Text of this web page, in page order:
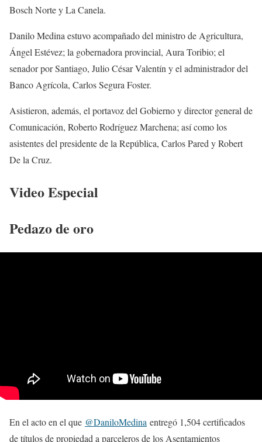
Bosch Norte y La Canela.
Danilo Medina estuvo acompañado del ministro de Agricultura,
Ángel Estévez; la gobernadora provincial, Aura Toribio; el
senador por Santiago, Julio César Valentín y el administrador del
Banco Agrícola, Carlos Segura Foster.
Asistieron, además, el portavoz del Gobierno y director general de
Comunicación, Roberto Rodríguez Marchena; así como los
asistentes del presidente de la República, Carlos Pared y Robert
De la Cruz.
Video Especial
Pedazo de oro
En el acto en el que @DaniloMedina entregó 1,504 certificados
de títulos de propiedad a parceleros de los Asentamientos